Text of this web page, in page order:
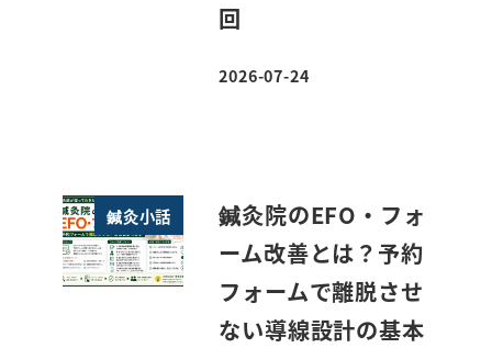
回
投稿日
2026-07-24
鍼灸小話
鍼灸院のEFO・フォ
ーム改善とは？予約
フォームで離脱させ
ない導線設計の基本